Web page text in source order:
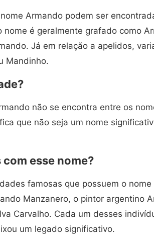
Armando podem ser
nome é geralmente grafado como
Já em relação a apelidos,
Mandinho.
não se encontra entre os
que não seja um nome
esse nome?
famosas que possuem o
Manzanero, o pintor argentino
Carvalho. Cada um desses
um legado significativo.